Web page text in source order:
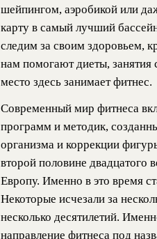
шейпингом, аэробикой или
карту в самый лучший
следим за своим здоровьем,
нам помогают диеты,
место здесь занимает фитнес.
Современный мир фитнеса
программ и методик,
организма и коррекции
второй половине двадцатого
Европу. Именно в это время
Некоторые исчезали за
несколько десятилетий.
направление фитнеса под